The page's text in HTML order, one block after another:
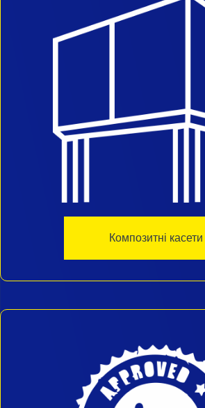
Композитні касети